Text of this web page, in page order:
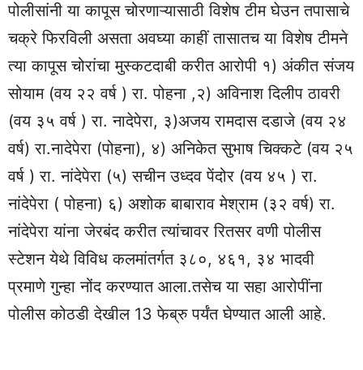
पोलीसांनी या कापूस चोरणाऱ्यासाठी विशेष टीम घेउन तपासाचे
चक्रे फिरविली असता अवघ्या काहीं तासातच या विशेष टीमने
त्या कापूस चोरांचा मुस्कटदाबी करीत आरोपी १) अंकीत संजय
सोयाम (वय २२ वर्ष ) रा. पोहना ,२) अविनाश दिलीप ठावरी
(वय ३५ वर्ष ) रा. नादेपेरा, ३)अजय रामदास दडाजे (वय २४
वर्ष) रा.नादेपेरा (पोहना), ४) अनिकेत सुभाष चिक्कटे (वय २५
वर्ष ) रा. नांदेपेरा (५) सचीन उध्दव पेंदोर (वय ४५ ) रा.
नांदेपेरा ( पोहना) ६) अशोक बाबाराव मेश्राम (३२ वर्ष) रा.
नांदेपेरा यांना जेरबंद करीत त्यांचावर रितसर वणी पोलीस
स्टेशन येथे विविध कलमांतर्गत ३८०, ४६१, ३४ भादवी
प्रमाणे गुन्हा नोंद करण्यात आला.तसेच या सहा आरोपींना
पोलीस कोठडी देखील 13 फेब्रु पर्यंत घेण्यात आली आहे.